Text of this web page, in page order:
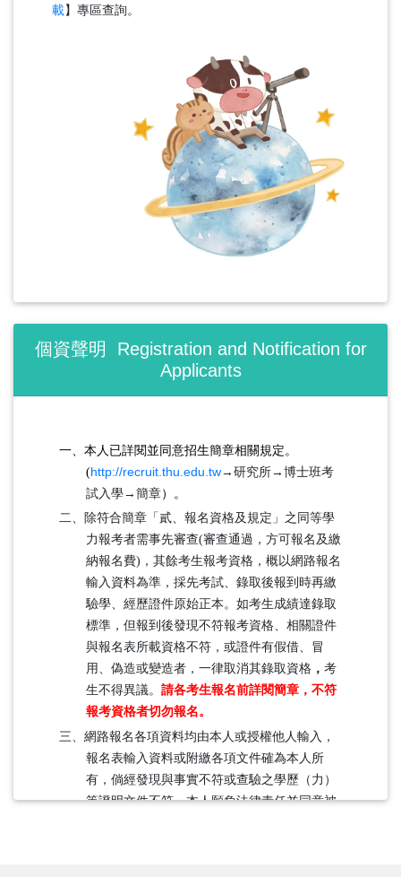
載】專區查詢。
個資聲明 Registration and Notification for
Applicants
一、本人已詳閱並同意招生簡章相關規定。
(http://recruit.thu.edu.tw→研究所→博士班考
試入學→簡章）。
二、除符合簡章「貳、報名資格及規定」之同等學
力報考者需事先審查(審查通過，方可報名及繳
納報名費)，其餘考生報考資格，概以網路報名
輸入資料為準，採先考試、錄取後報到時再繳
驗學、經歷證件原始正本。如考生成績達錄取
標準，但報到後發現不符報考資格、相關證件
與報名表所載資格不符，或證件有假借、冒
用、偽造或變造者，一律取消其錄取資格， 考
生不得異議。 請各考生報名前詳閱簡章，不符
報考資格者切勿報名。
三、網路報名各項資料均由本人或授權他人輸入，
報名表輸入資料或附繳各項文件確為本人所
有，倘經發現與事實不符或查驗之學歷（力）
等證明文件不符，本人願負法律責任並同意被